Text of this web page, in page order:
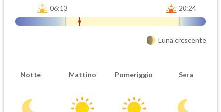
06:13 20:24
Luna crescente
Notte Mattino Pomeriggio Sera